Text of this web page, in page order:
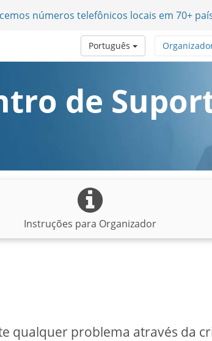
números telefônicos locais em 70+
Português
de
Instruções para Organizador
qualquer problema através da